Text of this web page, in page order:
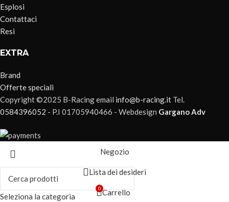
Esplosi
Contattaci
Resi
EXTRA
Brand
Offerte speciali
Copyright ©2025 B-Racing email info@b-racing.it Tel.
0584396052 - P.I 01705940466 - Webdesign Gargano Adv
Seleziona la categoria
Negozio
Lista dei desideri
0 Carrello